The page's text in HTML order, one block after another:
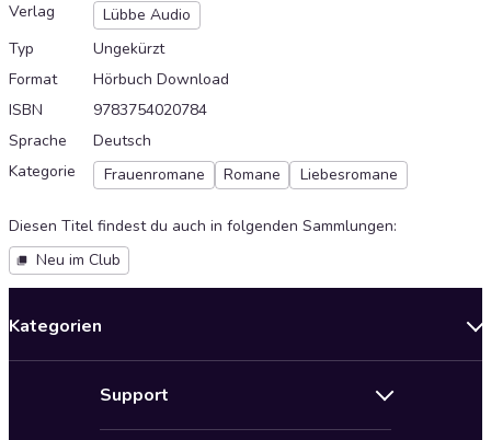
Verlag
Lübbe Audio
Typ
Ungekürzt
Format
Hörbuch Download
ISBN
9783754020784
Sprache
Deutsch
Kategorie
Frauenromane Romane Liebesromane
Diesen Titel findest du auch in folgenden Sammlungen:
Neu im Club
Kategorien
Support